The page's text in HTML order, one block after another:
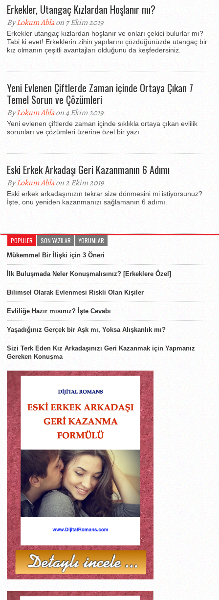
Erkekler, Utangaç Kızlardan Hoşlanır mı?
ByLokum Ablaon 7 Ekim 2019
Erkekler utangaç kızlardan hoşlanır ve onları çekici bulurlar mı?
Tabi ki evet! Erkeklerin zihin yapılarını çözdüğünüzde utangaç bir
kız olmanın çeşitli avantajları olduğunu da keşfedersiniz.
Yeni Evlenen Çiftlerde Zaman içinde Ortaya Çıkan 7
Temel Sorun ve Çözümleri
ByLokum Ablaon 4 Ekim 2019
Yeni evlenen çiftlerde zaman içinde sıklıkla ortaya çıkan evlilik
sorunları ve çözümleri üzerine özel bir yazı.
Eski Erkek Arkadaşı Geri Kazanmanın 6 Adımı
ByLokum Ablaon 2 Ekim 2019
Eski erkek arkadaşınızın tekrar size dönmesini mi istiyorsunuz?
İşte, onu yeniden kazanmanızı sağlamanın 6 adımı.
POPULER SON YAZILAR YORUMLAR
Mükemmel Bir İlişki için 3 Öneri
İlk Buluşmada Neler Konuşmalısınız? [Erkeklere Özel]
Bilimsel Olarak Evlenmesi Riskli Olan Kişiler
Evliliğe Hazır mısınız? İşte Cevabı
Yaşadığınız Gerçek bir Aşk mı, Yoksa Alışkanlık mı?
Sizi Terk Eden Kız Arkadaşınızı Geri Kazanmak için Yapmanız
Gereken Konuşma